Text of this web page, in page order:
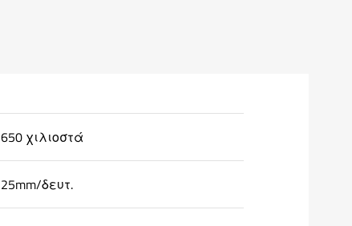
650 χιλιοστά
25mm/δευτ.